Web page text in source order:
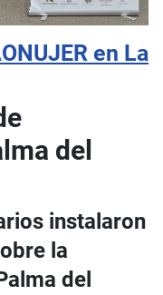
en La
del
instalaron
la
del